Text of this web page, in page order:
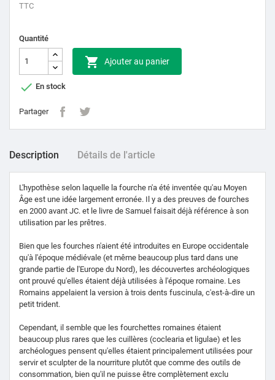
TTC
Quantité
 Ajouter au panier
 En stock
Partager
Description Détails de l'article
L'hypothèse selon laquelle la fourche n'a été inventée qu'au Moyen
Âge est une idée largement erronée. Il y a des preuves de fourches
en 2000 avant JC. et le livre de Samuel faisait déjà référence à son
utilisation par les prêtres.
Bien que les fourches n'aient été introduites en Europe occidentale
qu'à l'époque médiévale (et même beaucoup plus tard dans une
grande partie de l'Europe du Nord), les découvertes archéologiques
ont prouvé qu'elles étaient déjà utilisées à l'époque romaine. Les
Romains appelaient la version à trois dents fuscinula, c'est-à-dire un
petit trident.
Cependant, il semble que les fourchettes romaines étaient
beaucoup plus rares que les cuillères (coclearia et ligulae) et les
archéologues pensent qu'elles étaient principalement utilisées pour
servir et sculpter de la nourriture plutôt que comme des outils de
consommation, bien qu'il ne puisse être complètement exclu